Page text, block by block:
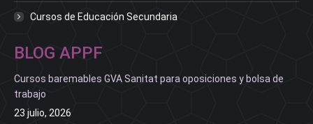
Cursos de Educación Secundaria
BLOG APPF
Cursos baremables GVA Sanitat para oposiciones y bolsa de
trabajo
23 julio, 2026